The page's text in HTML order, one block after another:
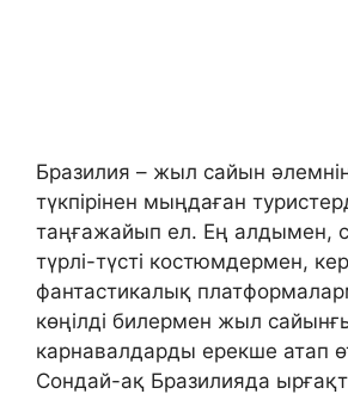
Бразилия – жыл сайын
түкпірінен мыңдаған
таңғажайып ел. Ең алдымен,
түрлі-түсті костюмдермен,
фантастикалық
көңілді билермен жыл
карнавалдарды ерекше атап
Сондай-ақ Бразилияда